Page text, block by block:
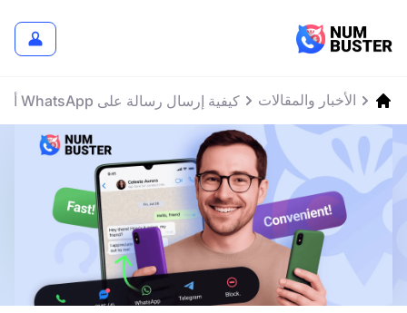
الأخبار والمقالات كيفية إرسال رسالة على WhatsApp أو Telegram أو Viber بدون إضافة الرقم إلى جهات الاتصال